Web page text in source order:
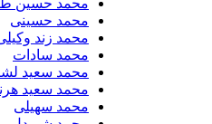
محمد حسین طیبی نیا
محمد حسینی
محمد زند وکیلی
محمد سادات
محمد سعید لشگری
محمد سعید هرندی
محمد سهیلی